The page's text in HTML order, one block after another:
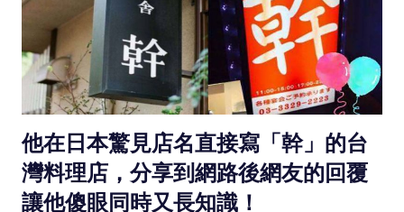
他在日本驚見店名直接寫「幹」的台
灣料理店，分享到網路後網友的回覆
讓他傻眼同時又長知識！